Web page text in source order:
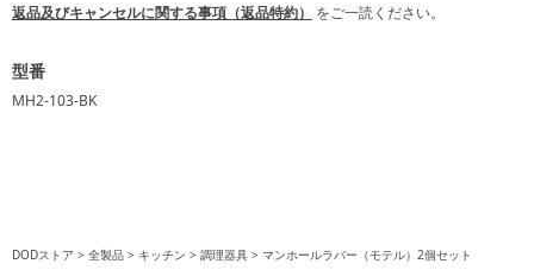
返品及びキャンセルに関する事項（返品特約） をご一読ください。
型番
MH2-103-BK
DODストア 全製品 キッチン 調理器具 マンホールラバー（モテル）2個セット